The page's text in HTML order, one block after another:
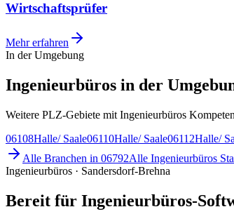
Wirtschaftsprüfer
Mehr erfahren
In der Umgebung
Ingenieurbüros in der
Weitere PLZ-Gebiete mit Ingenieurbüros
06108Halle/ Saale06110Halle/ Saale06112Halle/
Alle Branchen in 06792Alle Ingenieurbüros
Ingenieurbüros · Sandersdorf-Brehna
Bereit für Ingenieurbüros-